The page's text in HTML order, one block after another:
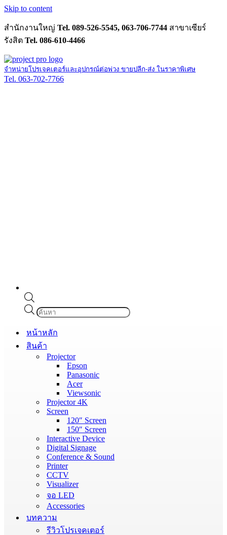
Skip to content
สำนักงานใหญ่ Tel. 089-526-5545, 063-706-7744 สาขาเซียร์
รังสิต Tel. 086-610-4466
จำหน่ายโปรเจคเตอร์และอุปกรณ์ต่อพ่วง ขายปลีก-ส่ง ในราคาพิเศษ
Tel. 063-702-7766
Products
search
หน้าหลัก
สินค้า
Projector
Epson
Panasonic
Acer
Viewsonic
Projector 4K
Screen
120″ Screen
150″ Screen
Interactive Device
Digital Signage
Conference & Sound
Printer
CCTV
Visualizer
จอ LED
Accessories
บทความ
รีวิวโปรเจคเตอร์